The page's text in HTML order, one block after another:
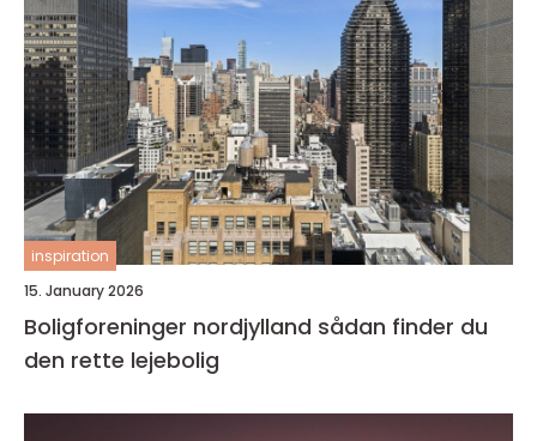
inspiration
15. January 2026
Boligforeninger nordjylland sådan finder du
den rette lejebolig